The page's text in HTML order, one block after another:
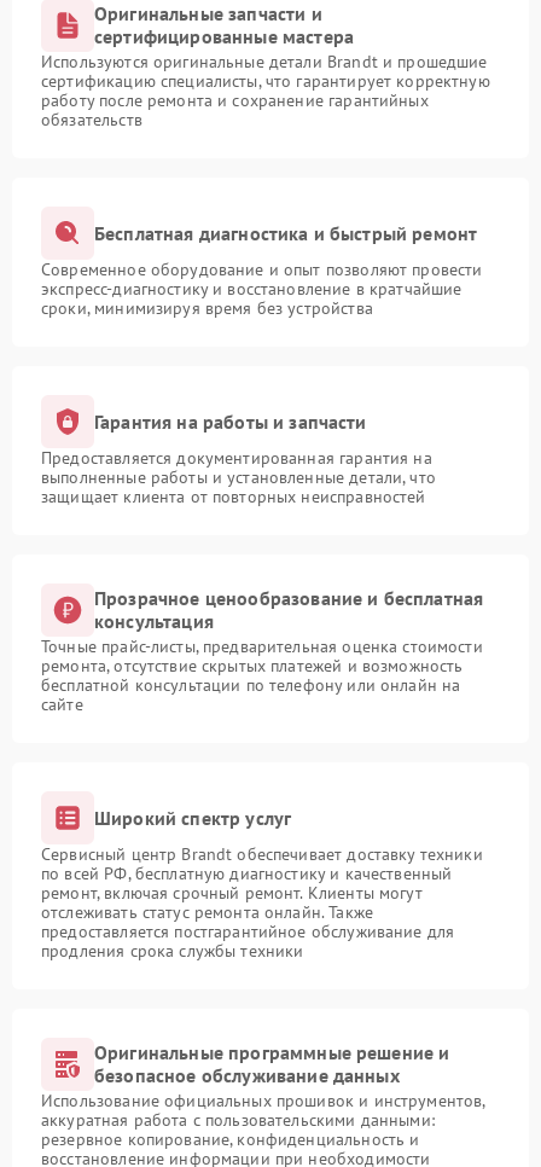
Оригинальные запчасти и
сертифицированные мастера
Используются оригинальные детали Brandt и прошедшие
сертификацию специалисты, что гарантирует корректную
работу после ремонта и сохранение гарантийных
обязательств
Бесплатная диагностика и быстрый ремонт
Современное оборудование и опыт позволяют провести
экспресс-диагностику и восстановление в кратчайшие
сроки, минимизируя время без устройства
Гарантия на работы и запчасти
Предоставляется документированная гарантия на
выполненные работы и установленные детали, что
защищает клиента от повторных неисправностей
Прозрачное ценообразование и бесплатная
консультация
Точные прайс-листы, предварительная оценка стоимости
ремонта, отсутствие скрытых платежей и возможность
бесплатной консультации по телефону или онлайн на
сайте
Широкий спектр услуг
Сервисный центр Brandt обеспечивает доставку техники
по всей РФ, бесплатную диагностику и качественный
ремонт, включая срочный ремонт. Клиенты могут
отслеживать статус ремонта онлайн. Также
предоставляется постгарантийное обслуживание для
продления срока службы техники
Оригинальные программные решение и
безопасное обслуживание данных
Использование официальных прошивок и инструментов,
аккуратная работа с пользовательскими данными:
резервное копирование, конфиденциальность и
восстановление информации при необходимости